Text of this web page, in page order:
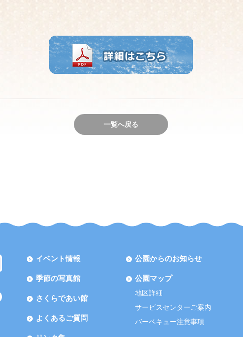
一覧へ戻る
イベント情報
季節の写真館
さくらであい館
よくあるご質問
公園からのお知らせ
公園マップ
地区詳細
サービスセンターご案内
バーベキュー注意事項